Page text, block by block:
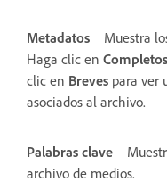
Metadatos
Muestra
Haga clic en Completos
clic en Breves para ver
asociados al archivo.
Palabras clave
archivo de medios.